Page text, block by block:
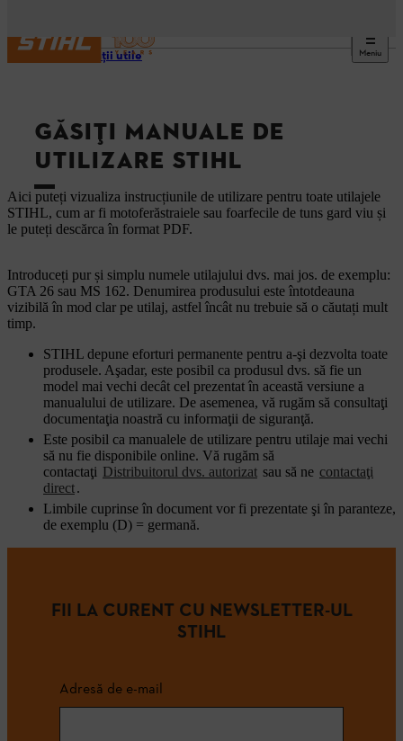
Meniu
Informaţii utile
GĂSIȚI MANUALE DE
UTILIZARE STIHL
Aici puteți vizualiza instrucțiunile de utilizare pentru toate utilajele
STIHL, cum ar fi motoferăstraiele sau foarfecile de tuns gard viu și
le puteți descărca în format PDF.
Introduceți pur și simplu numele utilajului dvs. mai jos. de exemplu:
GTA 26 sau MS 162. Denumirea produsului este întotdeauna
vizibilă în mod clar pe utilaj, astfel încât nu trebuie să o căutați mult
timp.
STIHL depune eforturi permanente pentru a-şi dezvolta toate
produsele. Aşadar, este posibil ca produsul dvs. să fie un
model mai vechi decât cel prezentat în această versiune a
manualului de utilizare. De asemenea, vă rugăm să consultaţi
documentaţia noastră cu informaţii de siguranţă.
Este posibil ca manualele de utilizare pentru utilaje mai vechi
să nu fie disponibile online. Vă rugăm să
contactaţi Distribuitorul dvs. autorizat sau să ne contactaţi
direct.
Limbile cuprinse în document vor fi prezentate şi în paranteze,
de exemplu (D) = germană.
FII LA CURENT CU NEWSLETTER-UL
STIHL
Adresă de e-mail